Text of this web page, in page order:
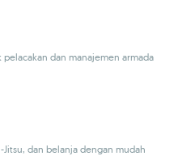
dan manajemen armada
Jitsu, dan belanja dengan mudah